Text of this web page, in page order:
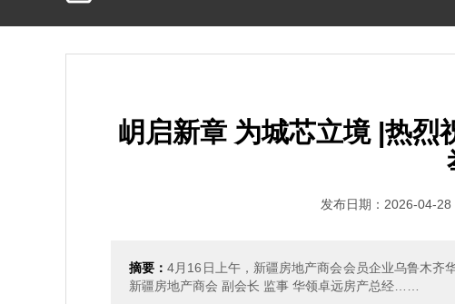
岄启新章 为城芯立境 |热烈
发布日期：2026-04-
摘要：4月16日上午，新疆房地产商会会员企业乌鲁木齐
新疆房地产商会 副会长 监事 华领卓远房产总经……